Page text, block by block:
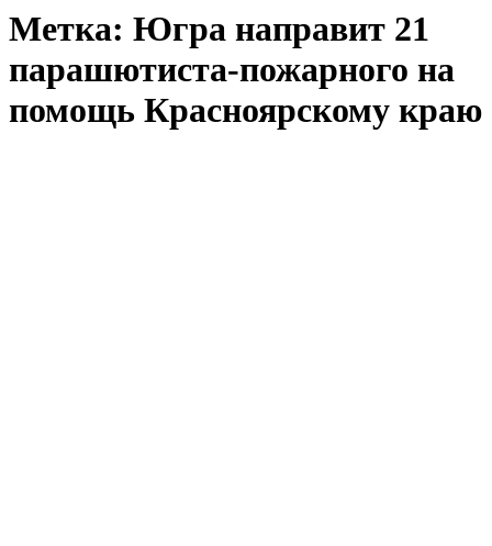
Метка: Югра направит 21
парашютиста-пожарного на
помощь Красноярскому краю